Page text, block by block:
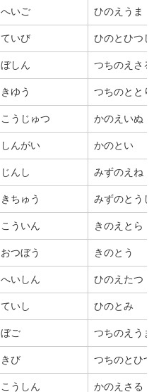
へいご ひのえうま
ていび ひのとひつじ
ぼしん つちのえさる
きゆう つちのととり
こうじゅつ かのえいぬ
しんがい かのとい
じんし みずのえね
きちゅう みずのとうし
こういん きのえとら
おつぼう きのとう
へいしん ひのえたつ
ていし ひのとみ
ぼご つちのえうま
きび つちのとひ
こうしん かのえさる